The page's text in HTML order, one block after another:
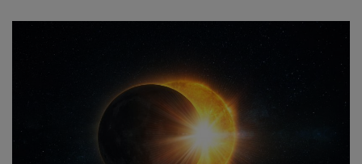
DANCEFLOOR CHART
CONTUL MEU